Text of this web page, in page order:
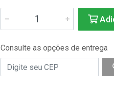
Consulte as opções de entrega